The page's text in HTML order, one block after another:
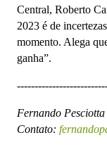
Central, Roberto
2023 é de
momento. Alega
ganha”.
Fernando
Contato: